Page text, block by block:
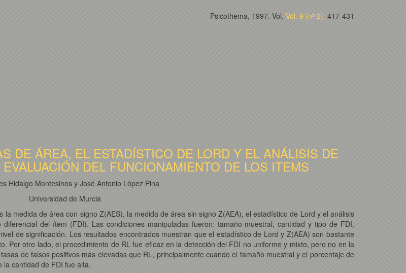
Psicothema, 1997. Vol. Vol. 9 (nº 2). 417-431
DE ÁREA, EL ESTADÍSTICO DE LORD Y EL ANÁLISIS DE
DEL FUNCIONAMIENTO DE LOS ITEMS
Hidalgo Montesinos y José Antonio López Pina
Universidad de Murcia
medida de área con signo Z(AES), la medida de área sin signo Z(AEA), el estadístico de Lord y el análisis
del ítem (FDI). Las condiciones manipuladas fueron: tamaño muestral, cantidad y tipo de FDI,
de significación. Los resultados encontrados muestran que el estadístico de Lord y Z(AEA) son bastante
Por otro lado, el procedimiento de RL fue eficaz en la detección del FDI no uniforme y mixto, pero no en la
de falsos positivos más elevadas que RL, principalmente cuando el tamaño muestral y el porcentaje de
la cantidad de FDI fue alta.